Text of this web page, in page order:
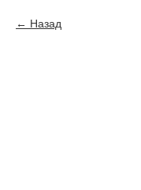
Назад